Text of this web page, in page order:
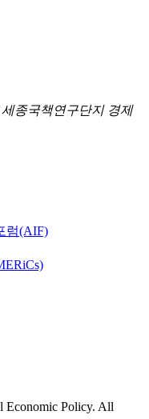
종국책연구단지 경제
럼(AIF)
Economic Policy. All